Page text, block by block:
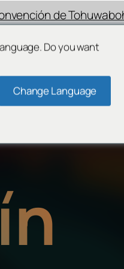
de
Do you want
Change Language